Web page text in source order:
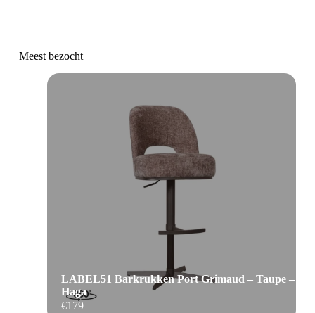
Meest bezocht
€179
LABEL51 Barkrukken Port Grimaud – Taupe –
Haga